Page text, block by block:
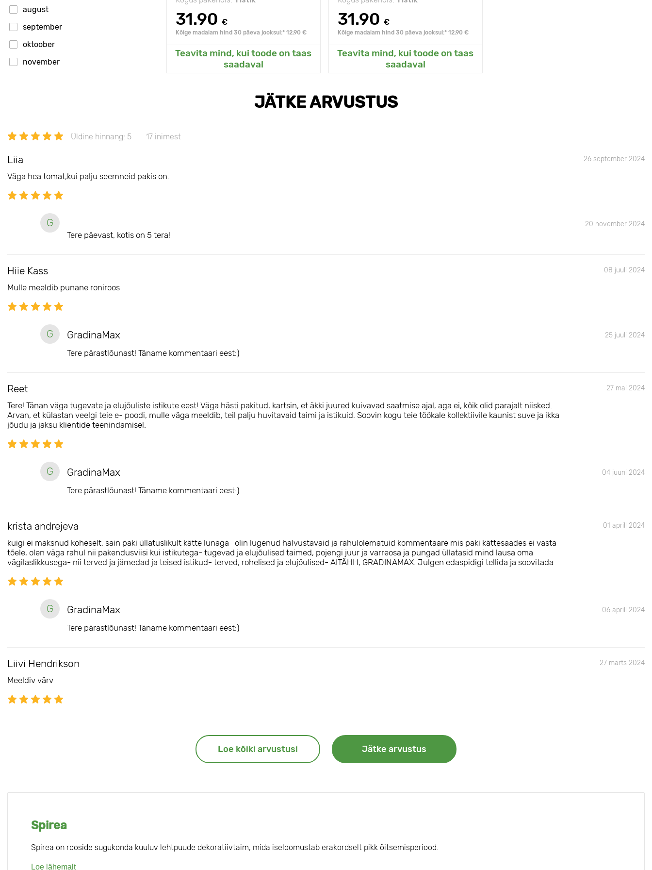
august
september
oktoober
november
31.90 €
Kõige madalam hind 30 päeva jooksul:* 12.90 €
Teavita mind, kui toode on taas
saadaval
Lisanud Minu aeda
31.90 €
Kõige madalam hind 30 päeva jooksul:* 12.90 €
Teavita mind, kui toode on taas
saadaval
Lisanud Minu aeda
JÄTKE ARVUSTUS
Üldine hinnang: 5 17 inimest
Liia 26 september 2024
Väga hea tomat,kui palju seemneid pakis on.
G 20 november 2024
Tere päevast, kotis on 5 tera!
Hiie Kass 08 juuli 2024
Mulle meeldib punane roniroos
G GradinaMax 25 juuli 2024
Tere pärastlõunast! Täname kommentaari eest:)
Reet 27 mai 2024
Tere! Tänan väga tugevate ja elujõuliste istikute eest! Väga hästi pakitud, kartsin, et äkki juured kuivavad saatmise ajal, aga ei, kõik olid parajalt niisked.
Arvan, et külastan veelgi teie e- poodi, mulle väga meeldib, teil palju huvitavaid taimi ja istikuid. Soovin kogu teie töökale kollektiivile kaunist suve ja ikka
jõudu ja jaksu klientide teenindamisel.
G GradinaMax 04 juuni 2024
Tere pärastlõunast! Täname kommentaari eest:)
krista andrejeva 01 aprill 2024
kuigi ei maksnud koheselt, sain paki üllatuslikult kätte lunaga- olin lugenud halvustavaid ja rahulolematuid kommentaare mis paki kättesaades ei vasta
tõele, olen väga rahul nii pakendusviisi kui istikutega- tugevad ja elujõulised taimed, pojengi juur ja varreosa ja pungad üllatasid mind lausa oma
vägilaslikkusega- nii terved ja jämedad ja teised istikud- terved, rohelised ja elujõulised- AITÄHH, GRADINAMAX. Julgen edaspidigi tellida ja soovitada
G GradinaMax 06 aprill 2024
Tere pärastlõunast! Täname kommentaari eest:)
Liivi Hendrikson 27 märts 2024
Meeldiv värv
Loe kõiki arvustusi Jätke arvustus
Spirea
Spirea on rooside sugukonda kuuluv lehtpuude dekoratiivtaim, mida iseloomustab erakordselt pikk õitsemisperiood.
Loe lähemalt